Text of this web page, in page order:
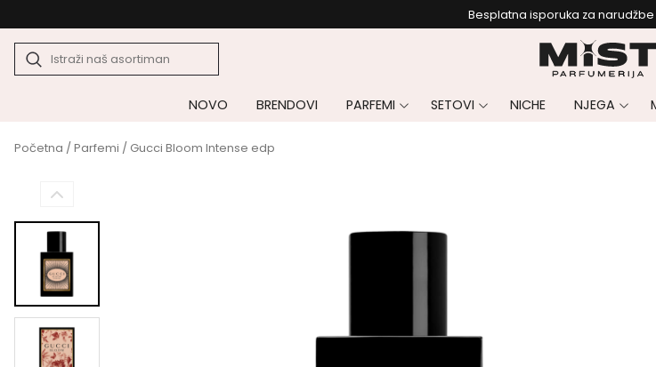
Besplatna isporuka za narudžbe
NOVO BRENDOVI PARFEMI SETOVI NICHE NJEGA
Početna /Parfemi / Gucci Bloom Intense edp